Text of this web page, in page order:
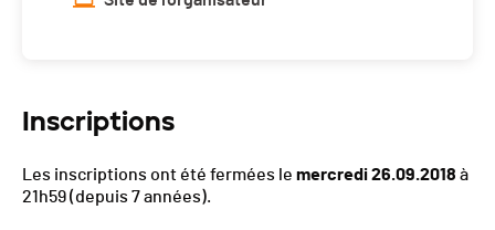
Inscriptions
Les inscriptions ont été fermées le mercredi 26.09.2018 à
21h59(depuis 7 années).